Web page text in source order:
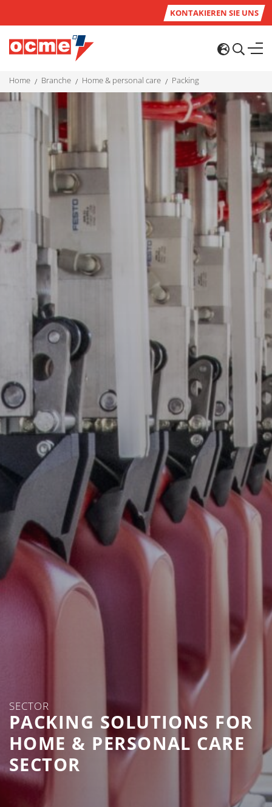
KONTAKIEREN SIE UNS
home branche home & personal care packing
SECTOR
PACKING SOLUTIONS FOR
HOME & PERSONAL CARE
SECTOR